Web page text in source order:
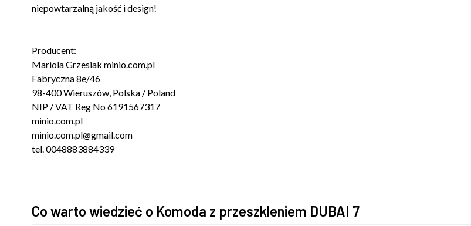
niepowtarzalną jakość i design!
Producent:
Mariola Grzesiak minio.com.pl
Fabryczna 8e/46
98-400 Wieruszów, Polska / Poland
NIP / VAT Reg No 6191567317
minio.com.pl
minio.com.pl@gmail.com
tel. 0048883884339
Co warto wiedzieć o Komoda z przeszkleniem DUBAI 7